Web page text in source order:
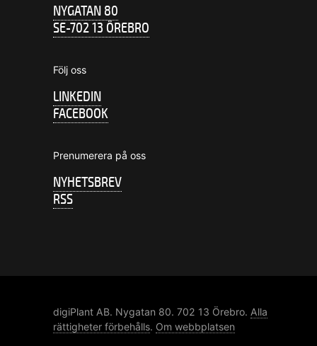
NYGATAN 80
SE-702 13 ÖREBRO
Följ oss
LINKEDIN
FACEBOOK
Prenumerera på oss
NYHETSBREV
RSS
digiPlant AB. Nygatan 80. 702 13 Örebro. Alla
rättigheter förbehålls. Om webbplatsen